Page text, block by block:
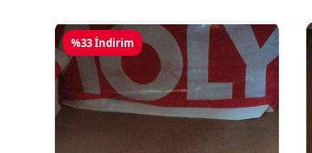
%33 İndirim